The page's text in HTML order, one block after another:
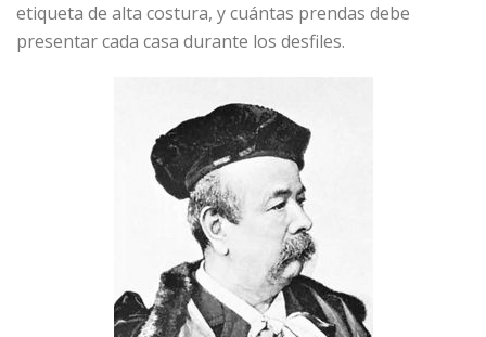
etiqueta de alta costura, y cuántas prendas debe
presentar cada casa durante los desfiles.